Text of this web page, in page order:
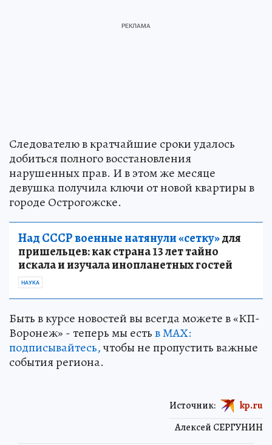
Следователю в кратчайшие сроки удалось
добиться полного восстановления
нарушенных прав. И в этом же месяце
девушка получила ключи от новой квартиры в
городе Острогожске.
Над СССР военные натянули «сетку»для
пришельцев: как страна 13 лет тайно
искала и изучала инопланетных гостей
НАУКА
Быть в курсе новостей вы всегда можете в «КП-
Воронеж» - теперь мы естьв МАХ:
подписывайтесь,чтобы не пропустить важные
события региона.
Алексей СЕРГУНИН
Источник: kp.ru